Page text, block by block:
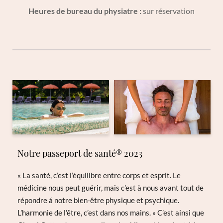
sciatique, la douleur au cou, le dos et lombaire. Une
Heures de bureau du physiatre :sur réservation
Notre passeport de santé® 2023
« La santé, c’est l’équilibre entre corps et esprit. Le
médicine nous peut guérir, mais c’est à nous avant tout de
répondre á notre bien-être physique et psychique.
L’harmonie de l’être, c’est dans nos mains. » C’est ainsi que